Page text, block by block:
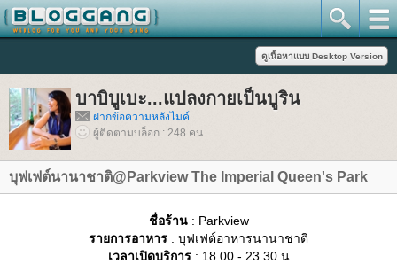
บาบิบูเบะ...แปลงกายเป็นบูริน
ฝากข้อความหลังไมค์
ผู้ติดตามบล็อก : 248 คน
บุฟเฟต์นานาชาติ@Parkview The Imperial Queen's Park
ชื่อร้าน: Parkview
รายการอาหาร : บุฟเฟต์อาหารนานาชาติ
เวลาเปิดบริการ: 18.00 - 23.30 น